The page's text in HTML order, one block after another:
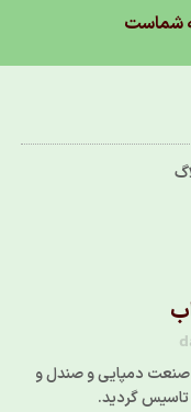
شماست
دمپایی و صندل و
تاسیس گردید.